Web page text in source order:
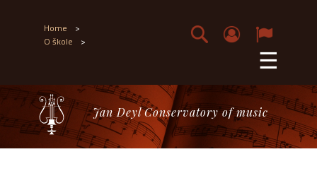
Home >
O škole > ☰
Jan Deyl Conservatory of music